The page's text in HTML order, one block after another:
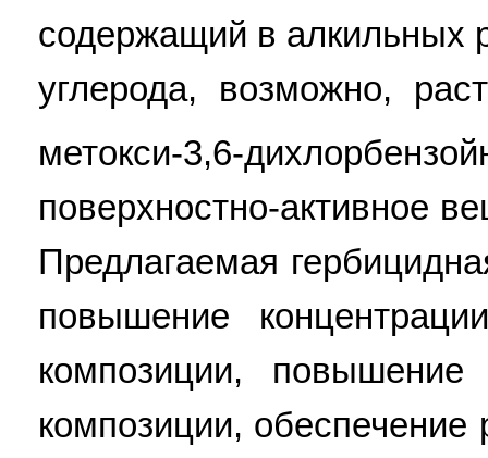
содержащий в алкильных
углерода, возможно,
метокси-3,6-
поверхностно-активное
Предлагаемая
повышение
композиции, повышение
композиции,